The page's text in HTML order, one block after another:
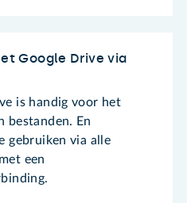
Google Drive via
is handig voor het
bestanden. En
gebruiken via alle
een